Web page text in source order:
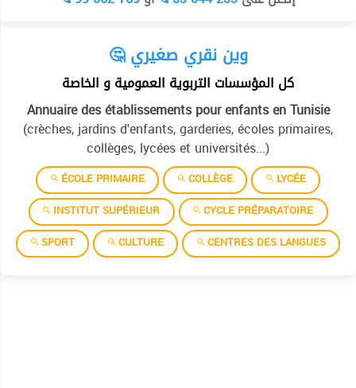
🤔 وين نقري صغيري
كل المؤسسات التربوية العمومية و الخاصة
Annuaire des établissements pour enfants en Tunisie
(crèches, jardins d'enfants, garderies, écoles primaires,
collèges, lycées et universités...)
ÉCOLE PRIMAIRE COLLÈGE
LYCÉE
INSTITUT SUPÉRIEUR
CYCLE PRÉPARATOIRE
SPORT
CULTURE CENTRES DES LANGUES